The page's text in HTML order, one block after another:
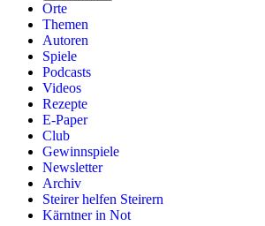
Orte
Themen
Autoren
Spiele
Podcasts
Videos
Rezepte
E-Paper
Club
Gewinnspiele
Newsletter
Archiv
Steirer helfen Steirern
Kärntner in Not